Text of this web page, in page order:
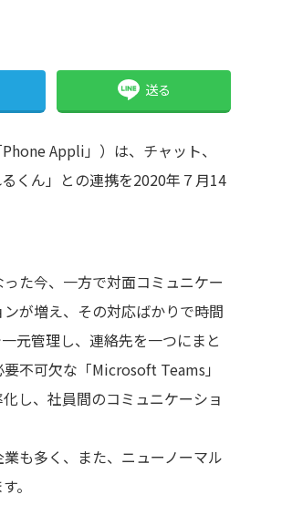
送る
Appli」）は、チャット、
くん」との連携を2020年７月14
た今、一方で対面コミュニケー
が増え、その対応ばかりで時間
元管理し、連絡先を一つにまと
不可欠な「Microsoft Teams」
し、社員間のコミュニケーショ
も多く、また、ニューノーマル
。